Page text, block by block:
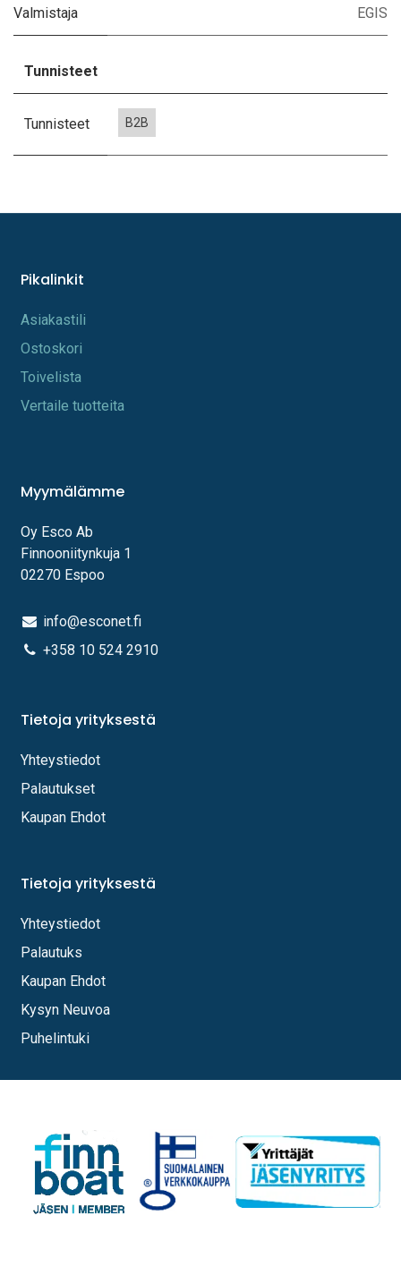
Valmistaja EGIS
Tunnisteet
Tunnisteet B2B
Pikalinkit
A​s​iakastili
Os​toskori
Toi​velista
Vertaile tuotteita
Myymälämme
Oy Esco Ab
Finnooniitynkuja 1
02270 Espoo
info@esconet.fi
+358 10 524 2910
Tietoja yrityksestä
Yhteystiedot
Palautukset
Kaupan Ehdot
Tietoja yrityksestä
Yhteystiedot
Palautuks
Kaupan Ehdot
Kysyn Neuvoa
Puhelintuki